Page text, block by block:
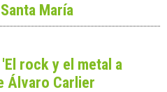
María
rock y el metal a
Álvaro Carlier